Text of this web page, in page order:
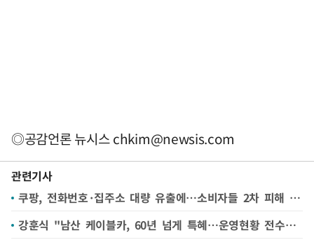
◎공감언론 뉴시스chkim@newsis.com
관련기사
쿠팡, 전화번호·집주소 대량 유출에…소비자들 2차 피해 불안 고조
강훈식 "남산 케이블카, 60년 넘게 특혜…운영현황 전수조사하라"(종합)